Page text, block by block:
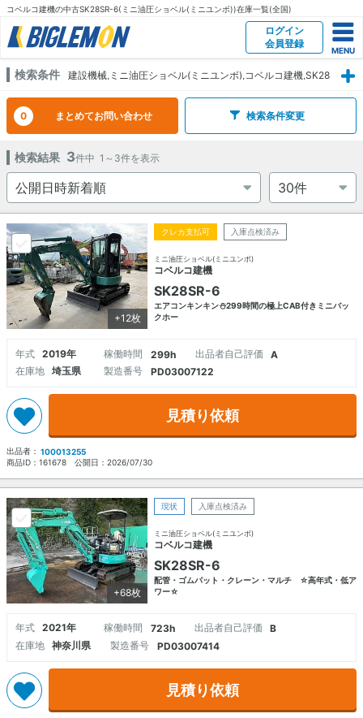
コベルコ建機の中古SK28SR-6(ミニ油圧ショベル(ミニユンボ))在庫一覧(全国)
ログイン
会員登録
検索条件
建設機械,ミニ油圧ショベル(ミニユンボ),コベルコ建機,SK28
0 まとめてお問い合わせ 検索条件変更
検索結果 3件中 1～3件を表示
+12枚
クレカ支払可 入庫点検済み
ミニ油圧ショベル(ミニユンボ)
コベルコ建機
SK28SR-6
エアコンキンキン⛄️299時間の極上CAB付きミニバッ
クホー
年式 2019年 稼働時間 299h 出品者自己評価
A
在庫地
埼玉県 製造番号 PD03007122
見積り依頼
出品者： 100013255
商品ID： 161678 公開日： 2026/07/30
+68枚
現状 入庫点検済み
ミニ油圧ショベル(ミニユンボ)
コベルコ建機
SK28SR-6
配管・ゴムパット・クレーン・マルチ ☆高年式・低ア
ワー☆
年式 2021年 稼働時間 723h 出品者自己評価
B
在庫地
神奈川県 製造番号 PD03007414
見積り依頼